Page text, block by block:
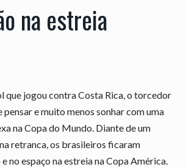
na estreia
que jogou contra Costa Rica, o torcedor
e muito menos sonhar com uma
na Copa do Mundo. Diante de um
retranca, os brasileiros ficaram
no espaço na estreia na Copa América.